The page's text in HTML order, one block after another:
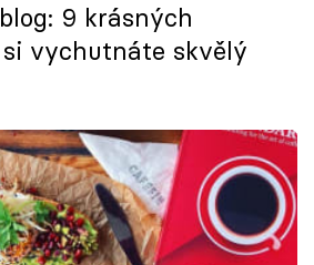
9 krásných
vychutnáte skvělý